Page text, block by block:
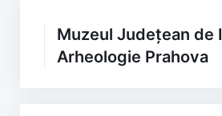
Muzeul Județean de
Arheologie Prahova